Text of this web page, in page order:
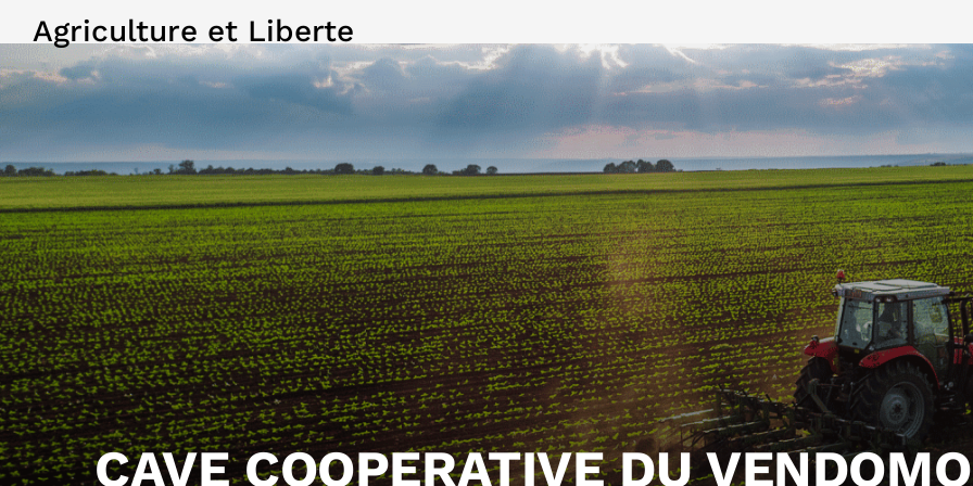
Agriculture et Liberte
CAVE COOPERATIVE DU